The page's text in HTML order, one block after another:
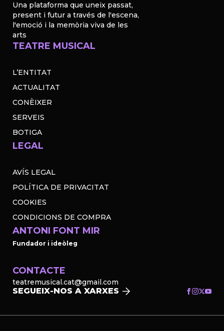
Una plataforma que uneix passat,
present i futur a través de l'escena,
l'emoció i la memòria viva de les
arts
TEATRE MUSICAL
L’ENTITAT
ACTUALITAT
CONÈIXER
SERVEIS
BOTIGA
LEGAL
AVÍS LEGAL
POLÍTICA DE PRIVACITAT
COOKIES
CONDICIONS DE COMPRA
ANTONI FONT MIR
Fundador i ideòleg
CONTACTE
teatremusical.cat@gmail.com
SEGUEIX-NOS A XARXES